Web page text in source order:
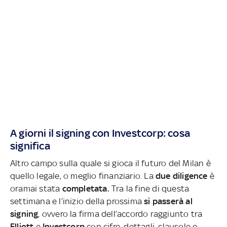
A giorni il signing con Investcorp: cosa
significa
Altro campo sulla quale si gioca il futuro del Milan è
quello legale, o meglio finanziario. Ladue diligence è
oramai stata completata. Tra la fine di questa
settimana e l’inizio della prossima si passerà al
signing, ovvero la firma dell’accordo raggiunto tra